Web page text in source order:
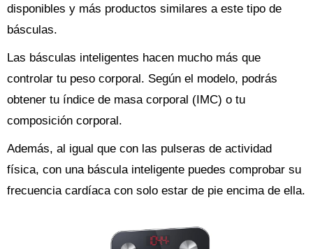
disponibles y más productos similares a este tipo de
básculas.
Las básculas inteligentes hacen mucho más que
controlar tu peso corporal. Según el modelo, podrás
obtener tu índice de masa corporal (IMC) o tu
composición corporal.
Además, al igual que con las pulseras de actividad
física, con una báscula inteligente puedes comprobar su
frecuencia cardíaca con solo estar de pie encima de ella.